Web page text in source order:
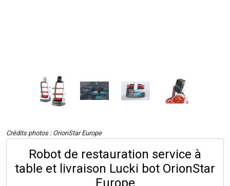
Crédits photos : OrionStar Europe
Robot de restauration service à
table et livraison Lucki bot OrionStar
Europe